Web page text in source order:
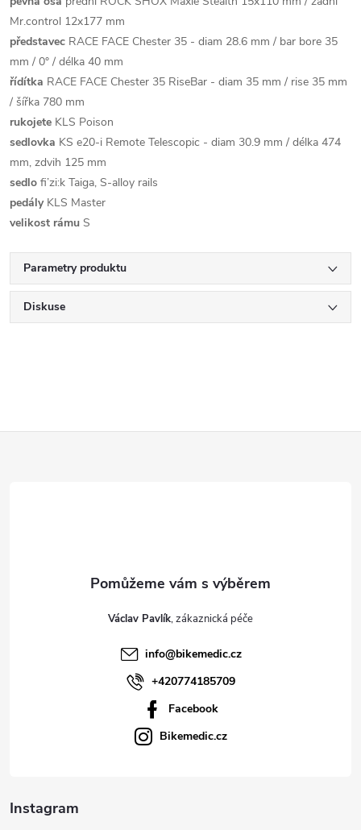
Mr.control 12x177 mm
představec RACE FACE Chester 35 - diam 28.6 mm / bar bore 35
mm / 0° / délka 40 mm
řídítka RACE FACE Chester 35 RiseBar - diam 35 mm / rise 35 mm
/ šířka 780 mm
rukojete KLS Poison
sedlovka KS e20-i Remote Telescopic - diam 30.9 mm / délka 474
mm, zdvih 125 mm
sedlo fi’zi:k Taiga, S-alloy rails
pedályKLS Master
velikost rámu S
Parametry produktu
Diskuse
Václav Pavlík
info@bikemedic.cz
+420774185709
Facebook
Bikemedic.cz
Instagram